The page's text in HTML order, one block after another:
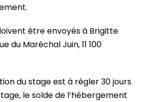
être envoyés à Brigitte
du Maréchal Juin, 11 100
du stage est à régler 30 jours
le solde de l’hébergement